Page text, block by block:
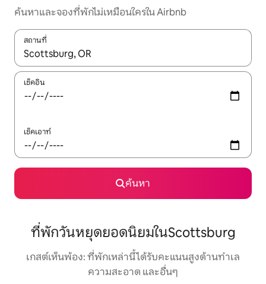
ค้นหาและจองที่พักไม่เหมือนใครใน Airbnb
สถานที่
ใช้ลูกศรขึ้นลง หรือใช้การสัมผัสหรือปัด เพื่อสำรวจผลการค้นหา
เช็คอิน
เช็คเอาท์
ค้นหา
ที่พักวันหยุดยอดนิยมในScottsburg
เกสต์เห็นพ้อง: ที่พักเหล่านี้ได้รับคะแนนสูงด้านทำเล
ความสะอาด และอื่นๆ